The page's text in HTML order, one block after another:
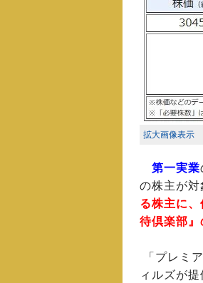
拡大画像表示
第一実業
の株主が対
る株主に
待倶楽部』
「プレミ
ィルズが